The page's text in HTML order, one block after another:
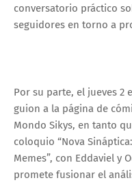
conversatorio práctico
seguidores en torno a
Por su parte, el jueves 2
guion a la página de
Mondo Sikys, en tanto
coloquio “Nova
Memes”, con Eddaviel y
promete fusionar el